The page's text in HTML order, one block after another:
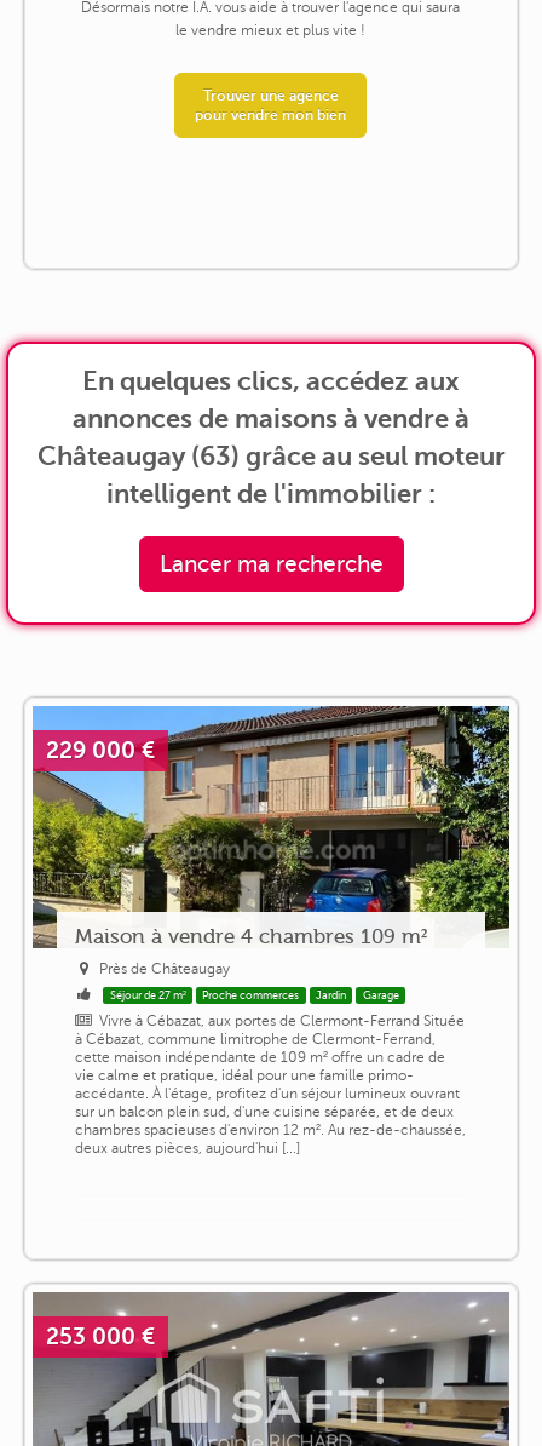
Désormais notre I.A. vous aide à trouver l'agence qui saura
le vendre mieux et plus vite !
Trouver une agence
pour vendre mon bien
En quelques clics, accédez aux
annonces de maisons à vendre à
Châteaugay (63) grâce au seul moteur
intelligent de l'immobilier :
Lancer ma recherche
229 000 €
Maison à vendre 4 chambres 109 m²
Près de Châteaugay
Séjour de 27 m² Proche commerces Jardin Garage
Vivre à Cébazat, aux portes de Clermont-Ferrand Située
à Cébazat, commune limitrophe de Clermont-Ferrand,
cette maison indépendante de 109 m² offre un cadre de
vie calme et pratique, idéal pour une famille primo-
accédante. À l'étage, profitez d'un séjour lumineux ouvrant
sur un balcon plein sud, d'une cuisine séparée, et de deux
chambres spacieuses d'environ 12 m². Au rez-de-chaussée,
deux autres pièces, aujourd'hui [...]
253 000 €